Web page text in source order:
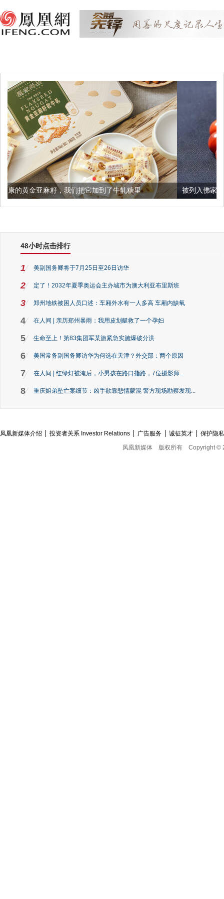
们把它加到了牛轧糖里 被列入佛家七宝的它到底有多美？
48小时点击排行
1 美副国务卿将于7月25日至26日访华
2 定了！2032年夏季奥运会主办城市为澳大利亚布里斯班
3 郑州地铁被困人员口述：车厢外水有一人多高 车厢内缺氧
4 在人间 | 亲历郑州暴雨：我用皮划艇救了一个孕妇
5 生命至上！第83集团军某旅紧急实施爆破分洪
6 美国常务副国务卿访华为何选在天津？外交部：两个原因
7 在人间 | 红绿灯被淹后，小男孩在路口指路，7位摄影师...
8 重庆姐弟坠亡案细节：凶手欲靠悲情蒙混 警方现场勘察发现...
凤凰新媒体介绍 投资者关系 Investor Relations 广告服务 诚征英才
保护隐
凤凰新媒体
版权所有 Copyright ©